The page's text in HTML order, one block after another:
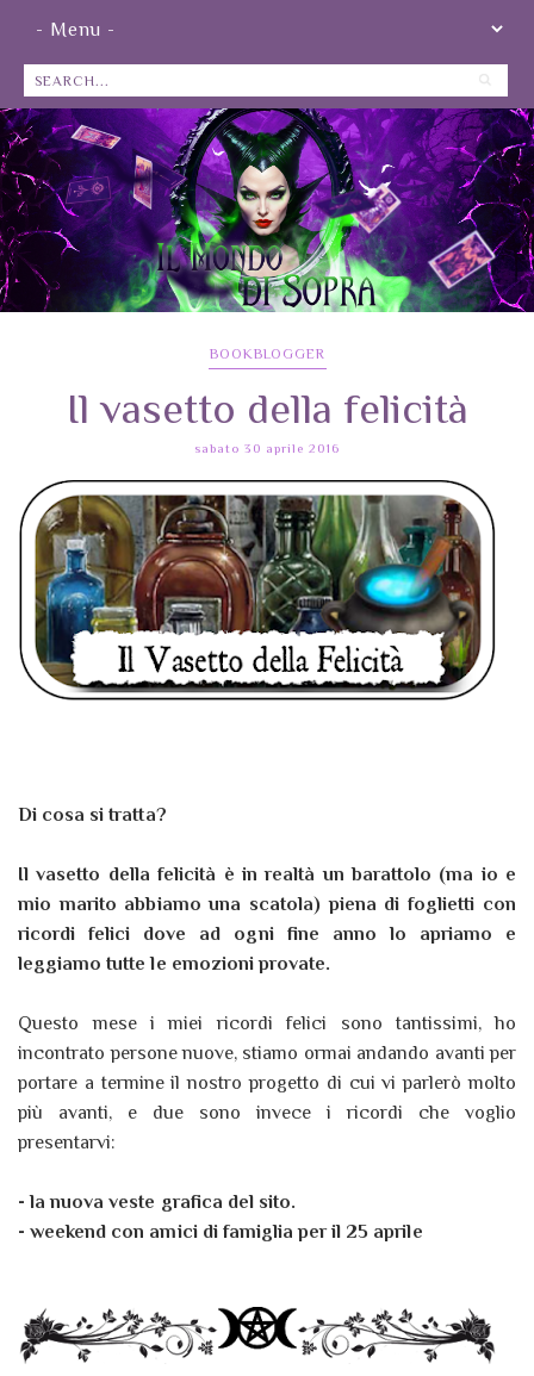
BOOKBLOGGER
Il vasetto della felicità
sabato 30 aprile 2016
Di cosa si tratta?
Il vasetto della felicità è in realtà un barattolo (ma io e
mio marito abbiamo una scatola) piena di foglietti con
ricordi felici dove ad ogni fine anno lo apriamo e
leggiamo tutte le emozioni provate.
Questo mese i miei ricordi felici sono tantissimi, ho
incontrato persone nuove, stiamo ormai andando avanti per
portare a termine il nostro progetto di cui vi parlerò molto
più avanti, e due sono invece i ricordi che voglio
presentarvi:
- la nuova veste grafica del sito.
- weekend con amici di famiglia per il 25 aprile